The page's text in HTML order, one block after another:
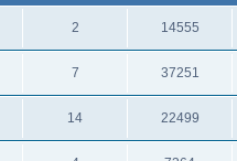
2 14555
7 37251
14 22499